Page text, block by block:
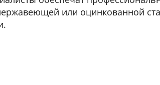
или оцинкованной